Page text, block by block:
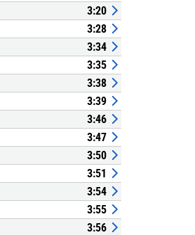
3:20
3:28
3:34
3:35
3:38
3:39
3:46
3:47
3:50
3:51
3:54
3:55
3:56